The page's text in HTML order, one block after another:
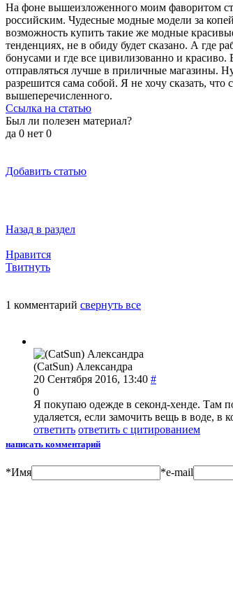
На фоне вышеизложенного моим фаворитом
российским. Чудесные модные модели за
возможность купить такие же модные
тенденциях, не в обиду будет сказано. А где
бонусами и где все цивилизованно и
отправляться лучше в приличные магазины.
разрешится сама собой. Я не хочу сказать,
вышеперечисленного.
Ссылка на статью
Был ли полезен материал?
да 0 нет 0
Добавить статью
Назад в раздел
Нравится
Твитнуть
1 комментарий свернуть все
(CatSun) Александра
20 Сентября 2016, 13:40 #
0
Я покупаю одежде в секонд-хенде. Там
удаляется, если замочить вещь в воде,
ответить ответить с цитированием
написать комментарий
*Имя *e-mail